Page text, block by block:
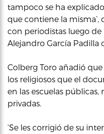
tampoco se ha
que contiene la
con periodistas luego
Alejandro García Padilla
Colberg Toro añadió
los religiosos que el
en las escuelas públicas,
privadas.
‘Se les corrigió de su